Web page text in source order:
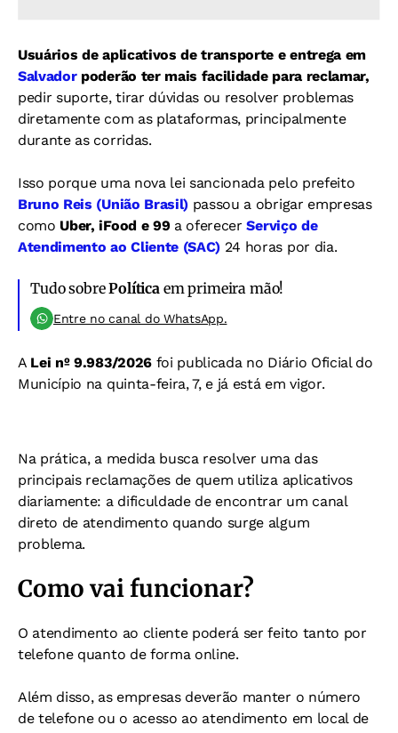
Usuários de aplicativos de transporte e entrega em
Salvadorpoderão ter mais facilidade para reclamar,
pedir suporte, tirar dúvidas ou resolver problemas
diretamente com as plataformas, principalmente
durante as corridas.
Isso porque uma nova lei sancionada pelo prefeito
Bruno Reis (União Brasil) passou a obrigar empresas
como Uber, iFood e 99 a oferecerServiço de
Atendimento ao Cliente (SAC) 24 horas por dia.
Tudo sobrePolítica em primeira mão!
Entre no canal do WhatsApp.
A Lei nº 9.983/2026foi publicada no Diário Oficial do
Município na quinta-feira, 7, e já está em vigor.
Na prática, a medida busca resolver uma das
principais reclamações de quem utiliza aplicativos
diariamente: a dificuldade de encontrar um canal
direto de atendimento quando surge algum
problema.
Como vai funcionar?
O atendimento ao cliente poderá ser feito tanto por
telefone quanto de forma online.
Além disso, as empresas deverão manter o número
de telefone ou o acesso ao atendimento em local de